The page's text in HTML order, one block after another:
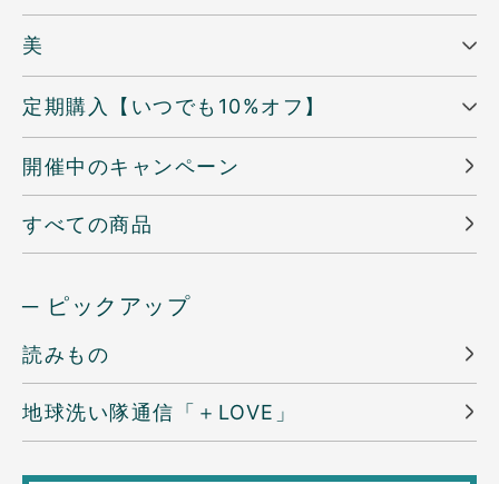
美
定期購入【いつでも10%オフ】
開催中のキャンペーン
すべての商品
─ ピックアップ
読みもの
地球洗い隊通信「＋LOVE」